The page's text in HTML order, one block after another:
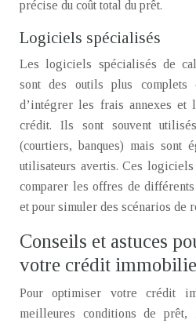
précise du coût total du prêt.
Logiciels spécialisés
Les logiciels spécialisés de
sont des outils plus complets
d’intégrer les frais annexes et
crédit. Ils sont souvent
(courtiers, banques) mais sont
utilisateurs avertis. Ces
comparer les offres de
et pour simuler des scénarios de
Conseils et astuces
votre crédit
Pour optimiser votre crédit
meilleures conditions de